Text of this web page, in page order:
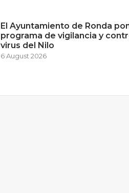
El Ayuntamiento de Ronda
programa de vigilancia y
virus del Nilo
6 August 2026